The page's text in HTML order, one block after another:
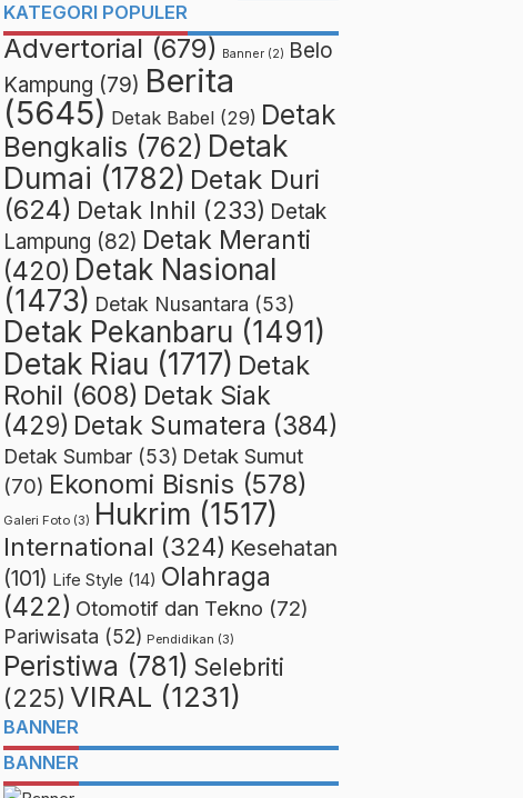
KATEGORI POPULER
Advertorial (679) Banner (2) Belo
Kampung (79) Berita
(5645) Detak Babel (29) Detak
Bengkalis (762) Detak
Dumai (1782) Detak Duri
(624) Detak Inhil (233) Detak
Lampung (82) Detak Meranti
(420) Detak Nasional
(1473) Detak Nusantara (53)
Detak Pekanbaru (1491)
Detak Riau (1717) Detak
Rohil (608) Detak Siak
(429) Detak Sumatera (384)
Detak Sumbar (53) Detak Sumut
(70) Ekonomi Bisnis (578)
Galeri Foto (3) Hukrim (1517)
International (324) Kesehatan
(101) Life Style (14) Olahraga
(422) Otomotif dan Tekno (72)
Pariwisata (52) Pendidikan (3)
Peristiwa (781) Selebriti
(225) VIRAL (1231)
BANNER
BANNER